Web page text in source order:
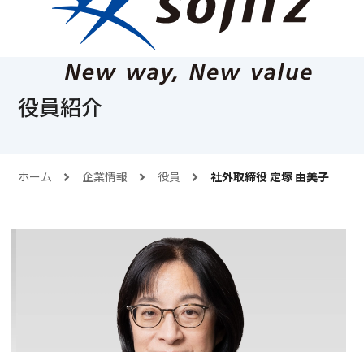
役員紹介
ホーム 企業情報 役員 社外取締役 定塚 由美子